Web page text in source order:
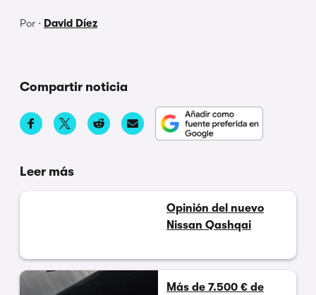
Por · David Díez
Compartir noticia
Leer más
Opinión del nuevo
Nissan Qashqai
Más de 7.500 € de